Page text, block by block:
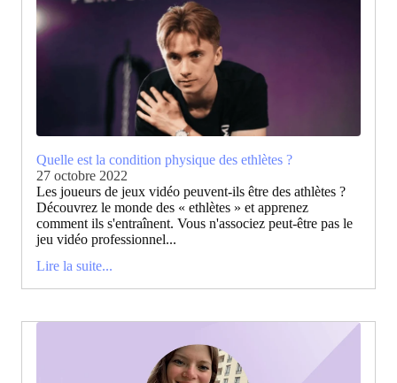
Quelle est la condition physique des ethlètes ?
27 octobre 2022
Les joueurs de jeux vidéo peuvent-ils être des athlètes ?
Découvrez le monde des « ethlètes » et apprenez
comment ils s'entraînent. Vous n'associez peut-être pas le
jeu vidéo professionnel...
Lire la suite...